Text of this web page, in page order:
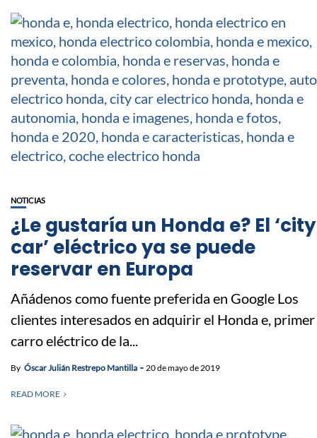
NOTICIAS
¿Le gustaría un Honda e? El ‘city
car’ eléctrico ya se puede
reservar en Europa
Añádenos como fuente preferida en Google Los
clientes interesados en adquirir el Honda e, primer
carro eléctrico de la...
By Óscar Julián Restrepo Mantilla 20 de mayo de 2019
READ MORE